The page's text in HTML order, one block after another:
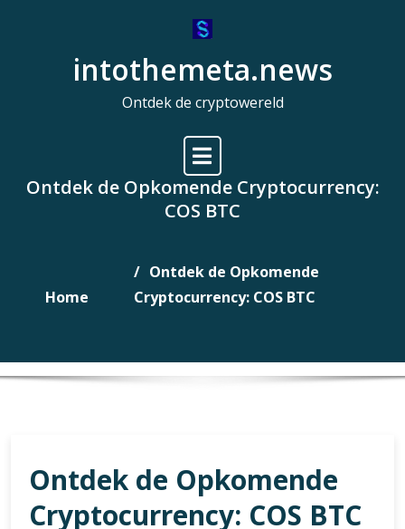
intothemeta.news
Ontdek de cryptowereld
Ontdek de Opkomende Cryptocurrency:
COS BTC
Home
Ontdek de Opkomende
Cryptocurrency: COS BTC
Ontdek de Opkomende
Cryptocurrency: COS BTC